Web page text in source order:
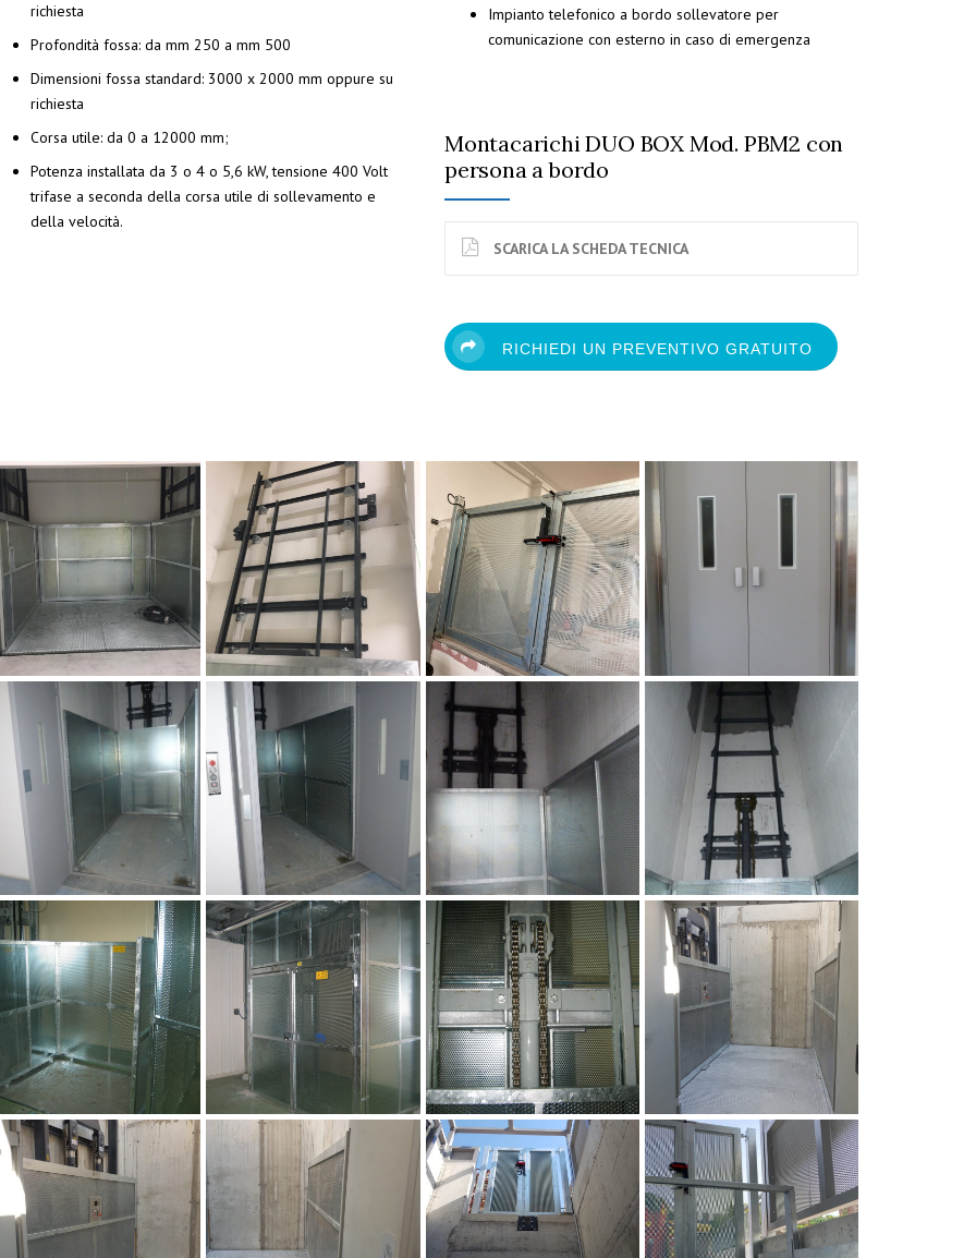
richiesta
Profondità fossa: da mm 250 a mm 500
Dimensioni fossa standard: 3000 x 2000 mm oppure su
richiesta
Corsa utile: da 0 a 12000 mm;
Potenza installata da 3 o 4 o 5,6 kW, tensione 400 Volt
trifase a seconda della corsa utile di sollevamento e
della velocità.
Impianto telefonico a bordo sollevatore per
comunicazione con esterno in caso di emergenza
Montacarichi DUO BOX Mod. PBM2 con
persona a bordo
SCARICA LA SCHEDA TECNICA
RICHIEDI UN PREVENTIVO GRATUITO